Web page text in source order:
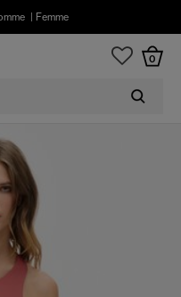
Femme
0